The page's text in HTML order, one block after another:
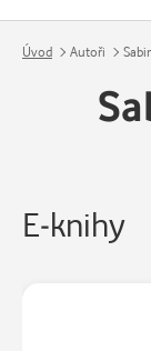
Úvod Autoři
E-knihy